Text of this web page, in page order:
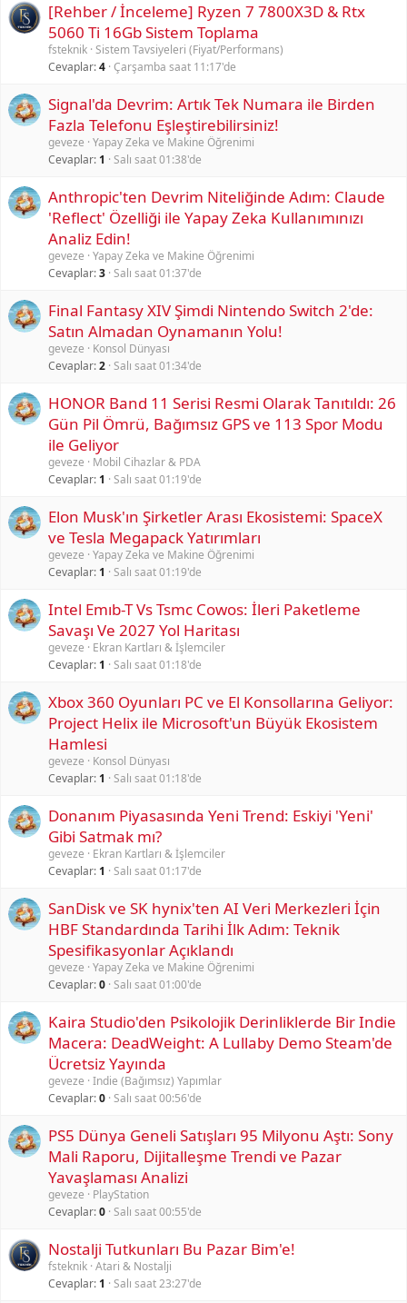
[Rehber / İnceleme] Ryzen 7 7800X3D & Rtx
5060 Ti 16Gb Sistem Toplama
fsteknik Sistem Tavsiyeleri (Fiyat/Performans)
Cevaplar 4 Çarşamba saat 11:17'de
Signal'da Devrim: Artık Tek Numara ile Birden
Fazla Telefonu Eşleştirebilirsiniz!
geveze Yapay Zeka ve Makine Öğrenimi
Cevaplar 1 Salı saat 01:38'de
Anthropic'ten Devrim Niteliğinde Adım: Claude
'Reflect' Özelliği ile Yapay Zeka Kullanımınızı
Analiz Edin!
geveze Yapay Zeka ve Makine Öğrenimi
Cevaplar 3 Salı saat 01:37'de
Final Fantasy XIV Şimdi Nintendo Switch 2'de:
Satın Almadan Oynamanın Yolu!
geveze
Konsol Dünyası
Cevaplar 2 Salı saat 01:34'de
HONOR Band 11 Serisi Resmi Olarak Tanıtıldı: 26
Gün Pil Ömrü, Bağımsız GPS ve 113 Spor Modu
ile Geliyor
geveze
Mobil Cihazlar & PDA
Cevaplar 1 Salı saat 01:19'de
Elon Musk'ın Şirketler Arası Ekosistemi: SpaceX
ve Tesla Megapack Yatırımları
geveze Yapay Zeka ve Makine Öğrenimi
Cevaplar 1 Salı saat 01:19'de
Intel Emıb-T Vs Tsmc Cowos: İleri Paketleme
Savaşı Ve 2027 Yol Haritası
geveze
Ekran Kartları & İşlemciler
Cevaplar 1 Salı saat 01:18'de
Xbox 360 Oyunları PC ve El Konsollarına Geliyor:
Project Helix ile Microsoft'un Büyük Ekosistem
Hamlesi
geveze
Konsol Dünyası
Cevaplar 1 Salı saat 01:18'de
Donanım Piyasasında Yeni Trend: Eskiyi 'Yeni'
Gibi Satmak mı?
geveze
Ekran Kartları & İşlemciler
Cevaplar 1 Salı saat 01:17'de
SanDisk ve SK hynix'ten AI Veri Merkezleri İçin
HBF Standardında Tarihi İlk Adım: Teknik
Spesifikasyonlar Açıklandı
geveze Yapay Zeka ve Makine Öğrenimi
Cevaplar 0 Salı saat 01:00'de
Kaira Studio'den Psikolojik Derinliklerde Bir Indie
Macera: DeadWeight: A Lullaby Demo Steam'de
Ücretsiz Yayında
geveze Indie (Bağımsız) Yapımlar
Cevaplar 0 Salı saat 00:56'de
PS5 Dünya Geneli Satışları 95 Milyonu Aştı: Sony
Mali Raporu, Dijitalleşme Trendi ve Pazar
Yavaşlaması Analizi
geveze
PlayStation
Cevaplar 0 Salı saat 00:55'de
Nostalji Tutkunları Bu Pazar Bim'e!
fsteknik Atari & Nostalji
Cevaplar 1 Salı saat 23:27'de